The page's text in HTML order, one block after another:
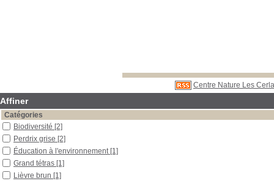
Centre Nature Les
Affiner
Catégories
Biodiversité [2]
Perdrix grise [2]
Éducation à l'environnement [1]
Grand tétras [1]
Lièvre brun [1]